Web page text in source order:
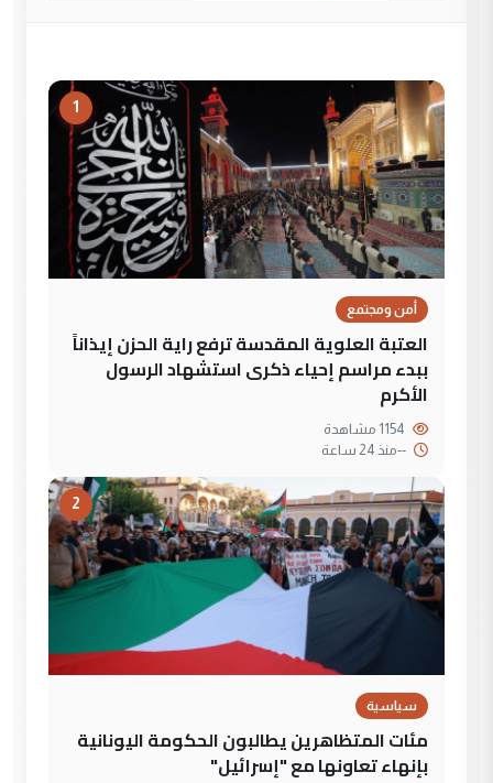
1
أمن ومجتمع
العتبة العلوية المقدسة ترفع راية الحزن إيذاناً
ببدء مراسم إحياء ذكرى استشهاد الرسول
الأكرم
--منذ 24 ساعة
2
سياسية
مئات المتظاهرين يطالبون الحكومة اليونانية
بإنهاء تعاونها مع "إسرائيل"